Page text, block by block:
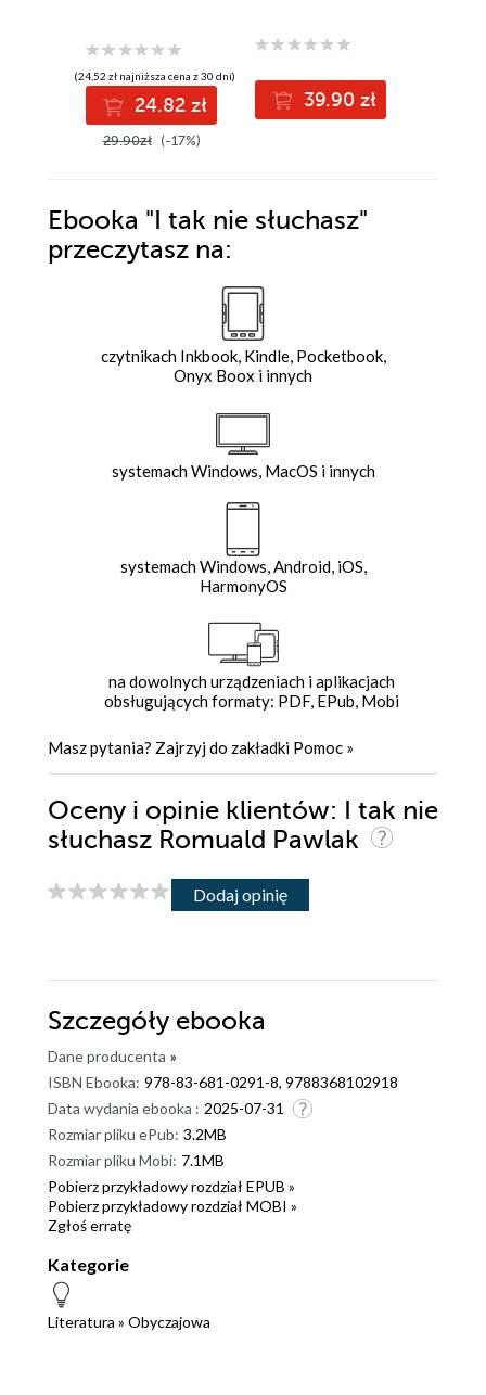
(24,52 zł najniższa cena z 30 dni)
24.82 zł
29.90zł (-17%)
39.90 zł
Ebooka "I tak nie słuchasz"
przeczytasz na:
czytnikach Inkbook, Kindle, Pocketbook,
Onyx Boox i innych
systemach Windows, MacOS i innych
systemach Windows, Android, iOS,
HarmonyOS
na dowolnych urządzeniach i aplikacjach
obsługujących formaty: PDF, EPub, Mobi
Masz pytania? Zajrzyj do zakładki Pomoc »
Oceny i opinie klientów: I tak nie
słuchasz Romuald Pawlak
Dodaj opinię
Szczegóły ebooka
Dane producenta »
ISBN Ebooka: 978-83-681-0291-8, 9788368102918
Data wydania ebooka : 2025-07-31
Rozmiar pliku ePub: 3.2MB
Rozmiar pliku Mobi: 7.1MB
Pobierz przykładowy rozdział EPUB »
Pobierz przykładowy rozdział MOBI »
Zgłoś erratę
Kategorie
Literatura » Obyczajowa